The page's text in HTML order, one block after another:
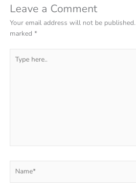
Leave a Comment
Your email address will not be published.
marked *
here..